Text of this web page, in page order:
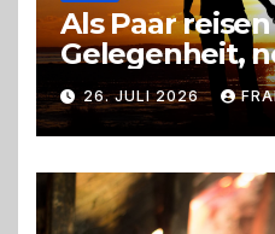
Als Paar reisen
Gelegenheit,
zu entdecken
26. JULI 2026